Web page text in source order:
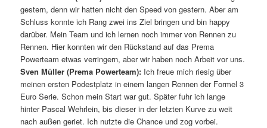
gestern, denn wir hatten nicht den Speed von gestern. Aber am
Schluss konnte ich Rang zwei ins Ziel bringen und bin happy
darüber. Mein Team und ich lernen noch immer von Rennen zu
Rennen. Hier konnten wir den Rückstand auf das Prema
Powerteam etwas verringern, aber wir haben noch Arbeit vor uns.
Sven Müller (Prema Powerteam): Ich freue mich riesig über
meinen ersten Podestplatz in einem langen Rennen der Formel 3
Euro Serie. Schon mein Start war gut. Später fuhr ich lange
hinter Pascal Wehrlein, bis dieser in der letzten Kurve zu weit
nach außen geriet. Ich nutzte die Chance und zog vorbei. 